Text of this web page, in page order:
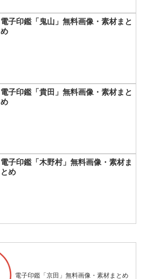
電子印鑑「鬼山」無料画像・素材まと
め
電子印鑑「貴田」無料画像・素材まと
め
電子印鑑「木野村」無料画像・素材ま
とめ
電子印鑑「京田」無料画像・素材まとめ